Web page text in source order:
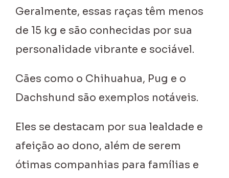
Geralmente, essas raças têm menos
de 15 kg e são conhecidas por sua
personalidade vibrante e sociável.
Cães como o Chihuahua, Pug e o
Dachshund são exemplos notáveis.
Eles se destacam por sua lealdade e
afeição ao dono, além de serem
ótimas companhias para famílias e